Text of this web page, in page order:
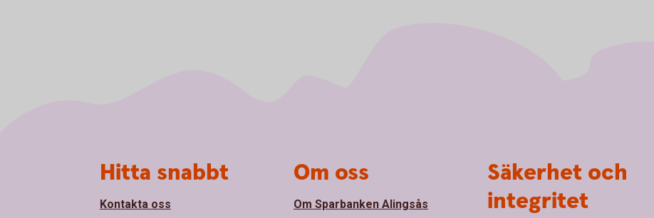
Hitta snabbt
Kontakta oss
Om oss
Om Sparbanken Alingsås
Säkerhet och
integritet